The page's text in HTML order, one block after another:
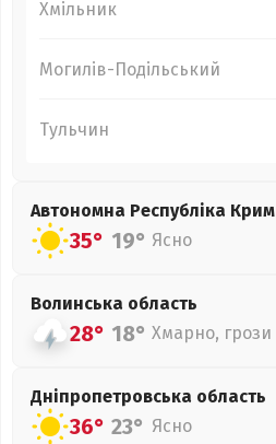
Хмільник
Могилів-Подільський
Тульчин
Автономна Республіка Крим
35° 19° Ясно
Волинська область
28° 18° Хмарно, грози
Дніпропетровська область
36° 23° Ясно